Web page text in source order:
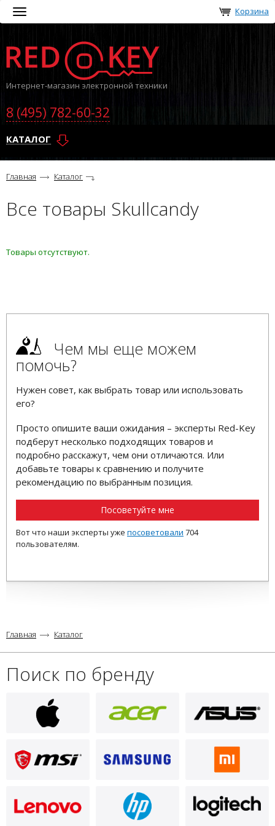
Toggle
navigation
Корзина
Интернет-магазин электронной техники
8 (495) 782-60-32
КАТАЛОГ
Главная Каталог
Все товары Skullcandy
Товары отсутствуют.
Чем мы еще можем
помочь?
Нужен совет, как выбрать товар или использовать
его?
Просто опишите ваши ожидания – эксперты Red-Key
подберут несколько подходящих товаров и
подробно расскажут, чем они отличаются. Или
добавьте товары к сравнению и получите
рекомендацию по выбранным позиция.
Посоветуйте мне
Вот что наши эксперты уже посоветовали 704
пользователям.
Главная Каталог
Поиск по бренду